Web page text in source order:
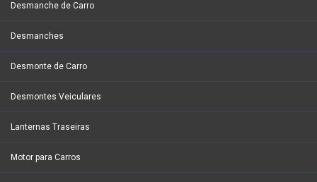
Desmanche de Carro
Desmanches
Desmonte de Carro
Desmontes Veiculares
Lanternas Traseiras
Motor para Carros